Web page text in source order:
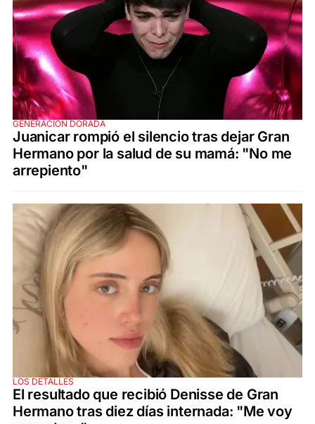
GENERACIÓN DORADA
Juanicar rompió el silencio tras dejar Gran
Hermano por la salud de su mamá: "No me
arrepiento"
LOS DETALLES
El resultado que recibió Denisse de Gran
Hermano tras diez días internada: "Me voy